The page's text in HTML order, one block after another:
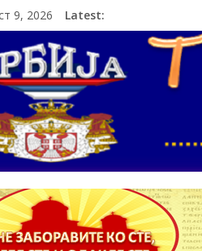
9, 2026 Latest: